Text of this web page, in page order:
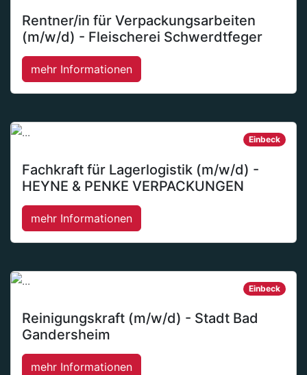
Rentner/in für Verpackungsarbeiten
(m/w/d) - Fleischerei Schwerdtfeger
mehr Informationen
Fachkraft für Lagerlogistik (m/w/d) -
HEYNE & PENKE VERPACKUNGEN
Einbeck
mehr Informationen
Reinigungskraft (m/w/d) - Stadt Bad
Gandersheim
Einbeck
mehr Informationen